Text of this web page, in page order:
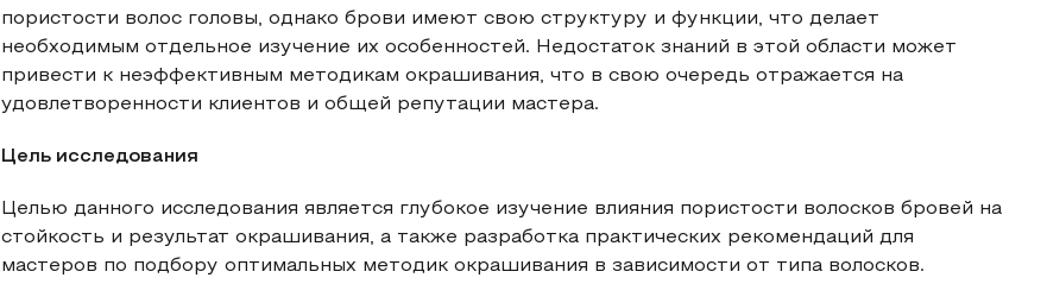
пористости волос головы, однако брови имеют свою структуру и функции, что делает
необходимым отдельное изучение их особенностей. Недостаток знаний в этой области может
привести к неэффективным методикам окрашивания, что в свою очередь отражается на
удовлетворенности клиентов и общей репутации мастера.
Цель исследования
Целью данного исследования является глубокое изучение влияния пористости волосков бровей на
стойкость и результат окрашивания, а также разработка практических рекомендаций для
мастеров по подбору оптимальных методик окрашивания в зависимости от типа волосков.